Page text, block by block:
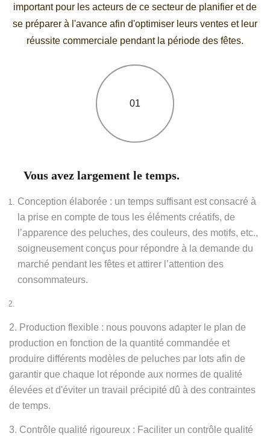
important pour les acteurs de ce secteur de planifier et de
se préparer à l'avance afin d'optimiser leurs ventes et leur
réussite commerciale pendant la période des fêtes.
01
Vous avez largement le temps.
Conception élaborée : un temps suffisant est consacré à
la prise en compte de tous les éléments créatifs, de
l’apparence des peluches, des couleurs, des motifs, etc.,
soigneusement conçus pour répondre à la demande du
marché pendant les fêtes et attirer l’attention des
consommateurs.
2. Production flexible : nous pouvons adapter le plan de
production en fonction de la quantité commandée et
produire différents modèles de peluches par lots afin de
garantir que chaque lot réponde aux normes de qualité
élevées et d'éviter un travail précipité dû à des contraintes
de temps.
3. Contrôle qualité rigoureux : Faciliter un contrôle qualité